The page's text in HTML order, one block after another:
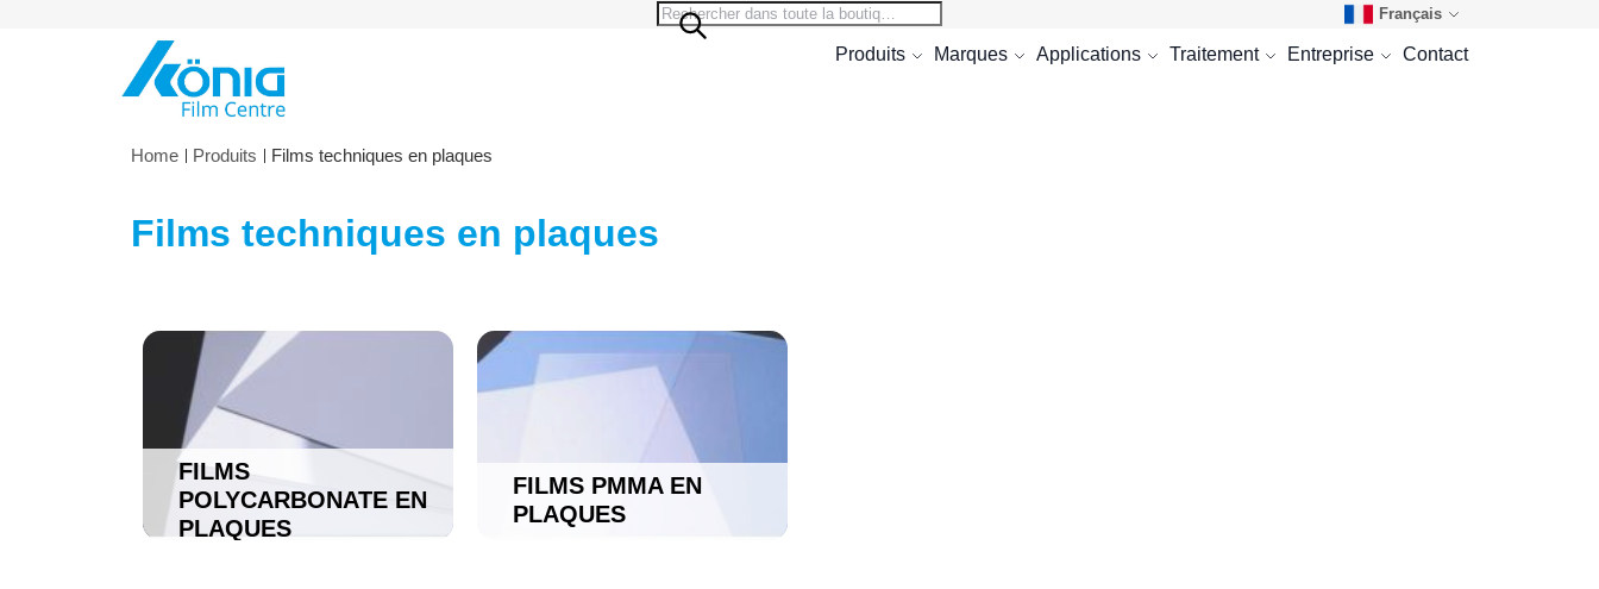
Search
Search
Français
Produits Marques Applications Traitement Entreprise Contact
Home Produits Films techniques en plaques
Films techniques en plaques
FILMS
POLYCARBONATE EN
PLAQUES
FILMS PMMA EN
PLAQUES